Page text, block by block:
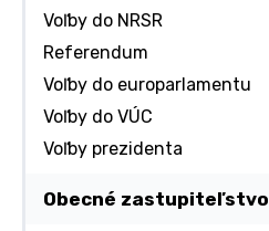
Voľby do NRSR
Referendum
Voľby do europarlamentu
Voľby do VÚC
Voľby prezidenta
Obecné zastupiteľstvo